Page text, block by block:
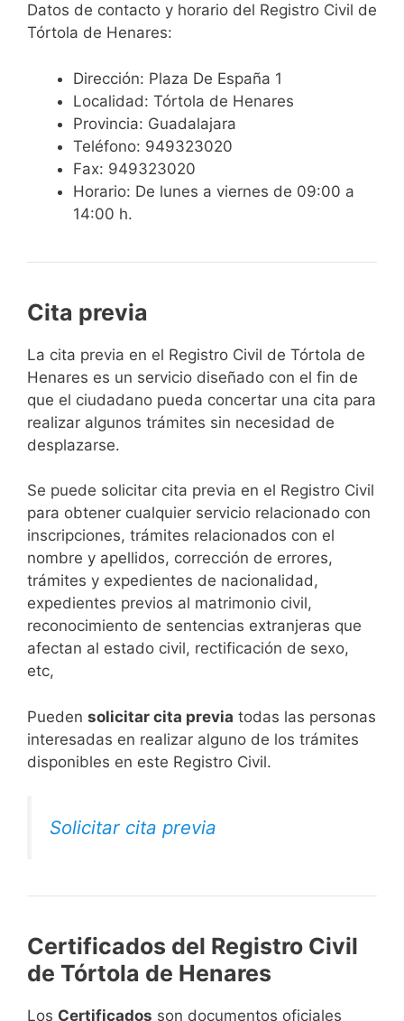
Datos de contacto y horario del Registro Civil de
Tórtola de Henares:
Dirección: Plaza De España 1
Localidad: Tórtola de Henares
Provincia: Guadalajara
Teléfono: 949323020
Fax: 949323020
Horario: De lunes a viernes de 09:00 a
14:00 h.
Cita previa
​​​​​​​​​​​​​​​​​​​​​​​​​​​​La cita previa en el Registro Civil de Tórtola de
Henares es un servicio diseñado con el fin de
que el ciudadano pueda concertar una cita para
realizar algunos trámites sin necesidad de
desplazarse.​
Se puede solicitar cita previa en el Registro Civil
para obtener cualquier servicio relacionado con
inscripciones, trámites relacionados con el
nombre y apellidos, corrección de errores,
trámites y expedientes de nacionalidad,
expedientes previos al matrimonio civil,
reconocimiento de sentencias extranjeras que
afectan al estado civil, rectificación de sexo,
etc,
​Pueden solicitar cita previa todas las personas
interesadas en realizar alguno de los trámites
disponibles en este Registro Civil.​
Solicitar cita previa
Certificados del Registro Civil
de Tórtola de Henares
Los Certificados son documentos oficiales